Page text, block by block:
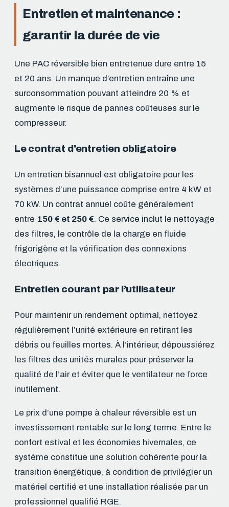
Entretien et maintenance :
garantir la durée de vie
Une PAC réversible bien entretenue dure entre 15
et 20 ans. Un manque d’entretien entraîne une
surconsommation pouvant atteindre 20 % et
augmente le risque de pannes coûteuses sur le
compresseur.
Le contrat d’entretien obligatoire
Un entretien bisannuel est obligatoire pour les
systèmes d’une puissance comprise entre 4 kW et
70 kW. Un contrat annuel coûte généralement
entre 150 € et 250 €. Ce service inclut le nettoyage
des filtres, le contrôle de la charge en fluide
frigorigène et la vérification des connexions
électriques.
Entretien courant par l’utilisateur
Pour maintenir un rendement optimal, nettoyez
régulièrement l’unité extérieure en retirant les
débris ou feuilles mortes. À l’intérieur, dépoussiérez
les filtres des unités murales pour préserver la
qualité de l’air et éviter que le ventilateur ne force
inutilement.
Le prix d’une pompe à chaleur réversible est un
investissement rentable sur le long terme. Entre le
confort estival et les économies hivernales, ce
système constitue une solution cohérente pour la
transition énergétique, à condition de privilégier un
matériel certifié et une installation réalisée par un
professionnel qualifié RGE.